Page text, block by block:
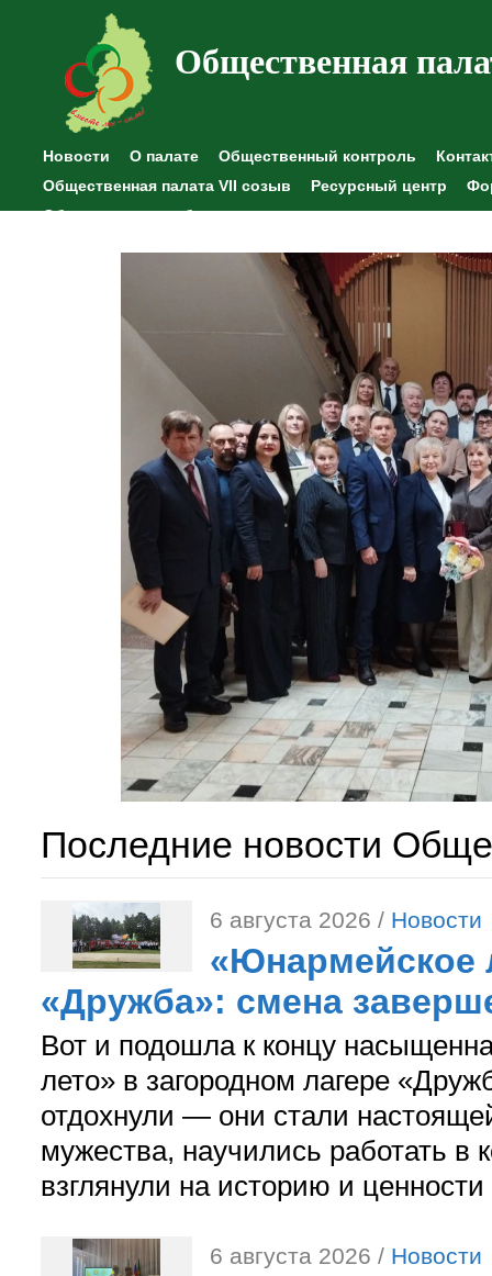
Общественная
Новости О палате Общественный контроль
Общественная палата VII созыв
Ресурсный центр
Общественные наблюдения
Последние новости
6 августа 2026 / Новости
«Юнармейское
«Дружба»: смена
Вот и подошла к концу
лето» в загородном лагере
отдохнули — они стали
мужества, научились работать в
взглянули на историю и
6 августа 2026 / Новости